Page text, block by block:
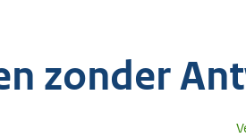
zonder